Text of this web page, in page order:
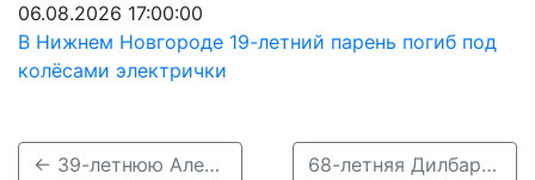
06.08.2026 17:00:00
В Нижнем Новгороде 19-летний парень погиб под
колёсами электрички
← 39-летнюю Алену Костенко почти неделю ищут в Нижегородской области 68-летняя Дилбар Машрапова без вести пропала на Бору →